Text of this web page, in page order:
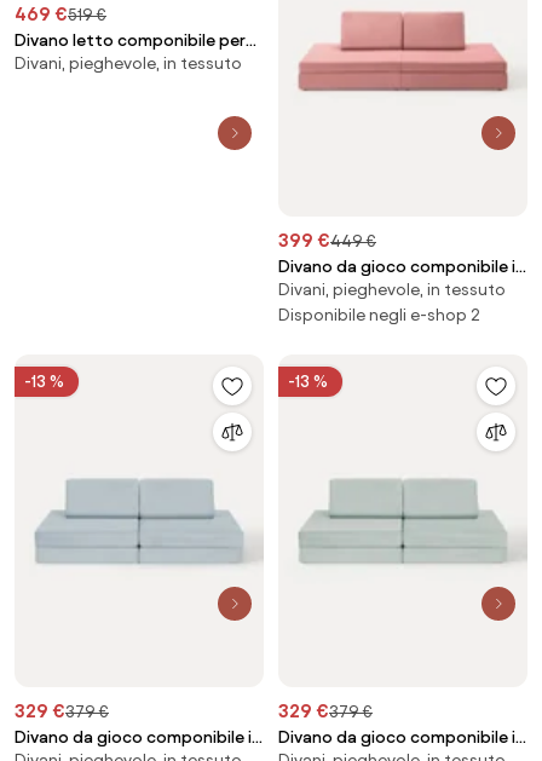
469 €519 €
Divano letto componibile per
bambini in velluto a coste
Divani, pieghevole, in tessuto
399 €449 €
Divano da gioco componibile in
velluto per bambini fatto a
mano Mila
Divani, pieghevole, in tessuto
Disponibile negli e-shop 2
-13 %
329 €379 €
Divano da gioco componibile in
-13 %
329 €379 €
Divano da gioco componibile in